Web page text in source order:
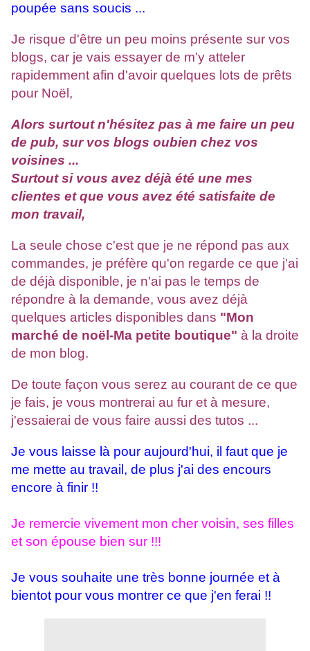
poupée sans soucis ...
Je risque d'être un peu moins présente sur vos
blogs, car je vais essayer de m'y atteler
rapidemment afin d'avoir quelques lots de prêts
pour Noël,
Alors surtout n'hésitez pas à me faire un peu
de pub, sur vos blogs oubien chez vos
voisines ...
Surtout si vous avez déjà été une mes
clientes et que vous avez été satisfaite de
mon travail,
La seule chose c'est que je ne répond pas aux
commandes, je préfère qu'on regarde ce que j'ai
de déjà disponible, je n'ai pas le temps de
répondre à la demande, vous avez déjà
quelques articles disponibles dans "Mon
marché de noël-Ma petite boutique" à la droite
de mon blog.
De toute façon vous serez au courant de ce que
je fais, je vous montrerai au fur et à mesure,
j'essaierai de vous faire aussi des tutos ...
Je vous laisse là pour aujourd'hui, il faut que je
me mette au travail, de plus j'ai des encours
encore à finir !!
Je remercie vivement mon cher voisin, ses filles
et son épouse bien sur !!!
Je vous souhaite une très bonne journée et à
bientot pour vous montrer ce que j'en ferai !!